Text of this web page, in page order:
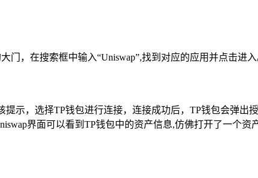
门，在搜索框中输入“Uniswap”,找到对应的应用并点击进入
示，选择TP钱包进行连接，连接成功后，TP钱包会弹出
界面可以看到TP钱包中的资产信息,仿佛打开了一个资